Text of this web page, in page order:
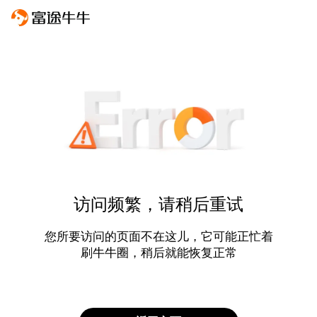
访问频繁，请稍后重试
您所要访问的页面不在这儿，它可能正忙着
刷牛牛圈，稍后就能恢复正常